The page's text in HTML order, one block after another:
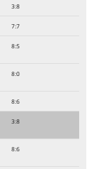
3:8
7:7
8:5
8:0
8:6
3:8
8:6